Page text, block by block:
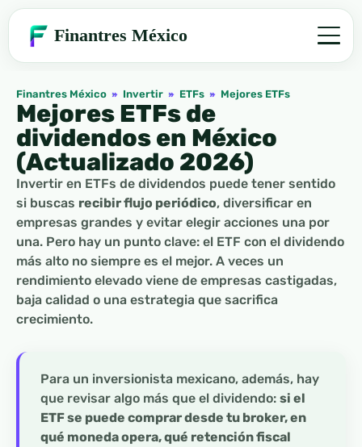
Finantres México
Finantres México » Invertir » ETFs » Mejores ETFs
Mejores ETFs de
dividendos en México
(Actualizado 2026)
Invertir en ETFs de dividendos puede tener sentido
si buscas recibir flujo periódico, diversificar en
empresas grandes y evitar elegir acciones una por
una. Pero hay un punto clave: el ETF con el dividendo
más alto no siempre es el mejor. A veces un
rendimiento elevado viene de empresas castigadas,
baja calidad o una estrategia que sacrifica
crecimiento.
Para un inversionista mexicano, además, hay
que revisar algo más que el dividendo: si el
ETF se puede comprar desde tu broker, en
qué moneda opera, qué retención fiscal